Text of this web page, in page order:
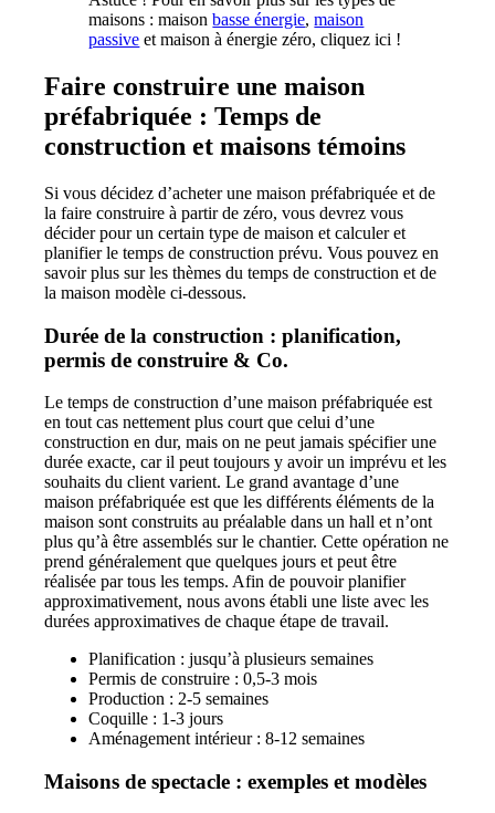
maisons : maisonbasse énergie,maison
passive et maisonà énergie zéro, cliquez ici !
Faire construire une maison
préfabriquée : Temps de
construction et maisons témoins
Si vous décidez d’acheter une maison préfabriquée et de
la faire construire à partir de zéro, vous devrez vous
décider pour un certain type de maison et calculer et
planifier le temps de construction prévu. Vous pouvez en
savoir plus sur les thèmes du temps de construction et de
la maison modèle ci-dessous.
Durée de la construction : planification,
permis de construire & Co.
Le temps de construction d’une maison préfabriquée est
en tout cas nettement plus court que celui d’une
construction en dur, mais on ne peut jamais spécifier une
durée exacte, car il peut toujours y avoir un imprévu et les
souhaits du client varient. Le grand avantage d’une
maison préfabriquée est que les différents éléments de la
maison sont construits au préalable dans un hall et n’ont
plus qu’à être assemblés sur le chantier. Cette opération ne
prend généralement que quelques jours et peut être
réalisée par tous les temps. Afin de pouvoir planifier
approximativement, nous avons établi une liste avec les
durées approximatives de chaque étape de travail.
Planification : jusqu’à plusieurs semaines
Permis de construire : 0,5-3 mois
Production : 2-5 semaines
Coquille : 1-3 jours
Aménagement intérieur : 8-12 semaines
Maisons de spectacle : exemples et modèles